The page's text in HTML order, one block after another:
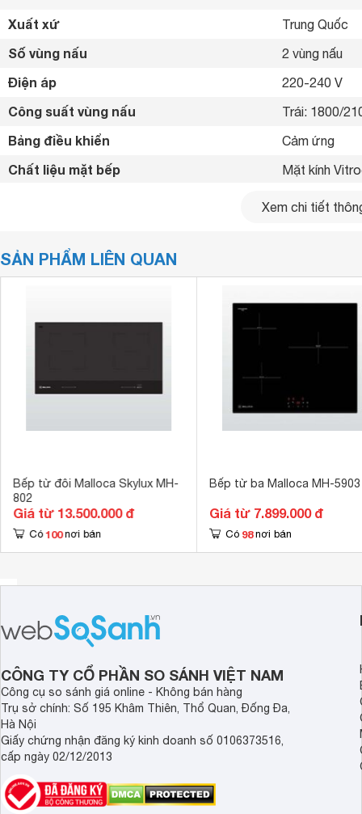
Xuất xứ Trung Quốc
Số vùng nấu 2 vùng nấu
Điện áp 220-240 V
Công suất vùng nấu Trái: 1800/
Bảng điều khiển Cảm ứng
Chất liệu mặt bếp Mặt kính
Chỉ sử dụng
Tiện ích
Khóa phím
Xem chi tiết
SẢN PHẨM LIÊN QUAN
Bếp từ đôi Malloca Skylux MH-
802
Giá từ 13.500.000 đ
Có 100 nơi bán
Bếp từ ba Malloca MH-5903
Giá từ 7.899.000 đ
Có 98 nơi bán
CÔNG TY CỔ PHẦN SO SÁNH VIỆT NAM
Công cụ so sánh giá online - Không bán hàng
Trụ sở chính: Số 195 Khâm Thiên, Thổ Quan, Đống Đa,
Hà Nội
Giấy chứng nhận đăng ký kinh doanh số 0106373516,
cấp ngày 02/12/2013